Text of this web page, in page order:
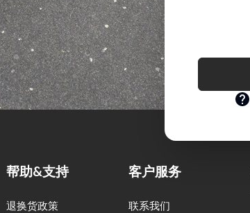
帮助&支持
退换货政策
客户服务
联系我们